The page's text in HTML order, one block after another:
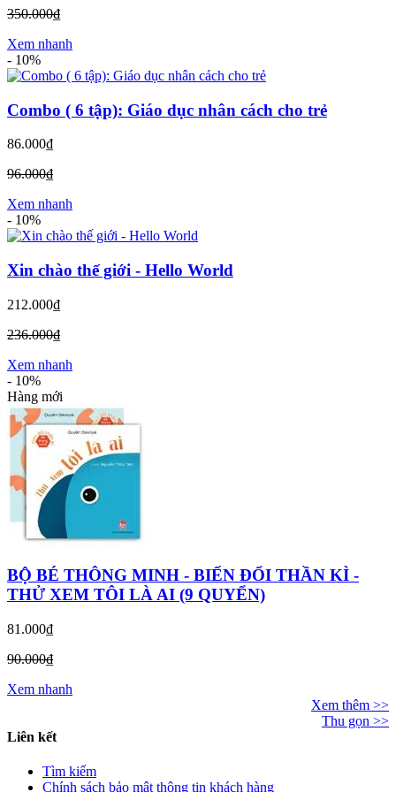
350.000₫
Xem nhanh
- 10%
Combo ( 6 tập): Giáo dục nhân cách cho trẻ
86.000₫
96.000₫
Xem nhanh
- 10%
Xin chào thế giới - Hello World
212.000₫
236.000₫
Xem nhanh
- 10%
Hàng mới
BỘ BÉ THÔNG MINH - BIẾN ĐỔI THẦN KÌ -
THỬ XEM TÔI LÀ AI (9 QUYỂN)
81.000₫
90.000₫
Xem nhanh
Xem thêm >>
Thu gọn >>
Liên kết
Tìm kiếm
Chính sách bảo mật thông tin khách hàng